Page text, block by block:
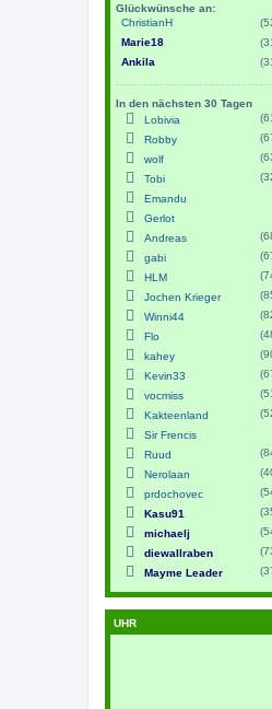
Glückwünsche an:
ChristianH
Marie18
Ankila
In den nächsten 30 Tagen
Lobivia
Robby
wolf
Tobi
Emandu
Gerlot
Andreas
gabi
HLM
Jochen Krieger
Winni44
Flo
kahey
Kevin33
vocmiss
Kakteenland
Sir Frencis
Ruud
Nerolaan
prdochovec
Kasu91
michaelj
diewallraben
Mayme Leader
UHR